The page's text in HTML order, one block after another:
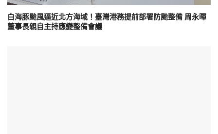
白海豚颱風逼近北方海域！臺灣港務提前部署防颱整備 周永暉
董事長親自主持應變整備會議